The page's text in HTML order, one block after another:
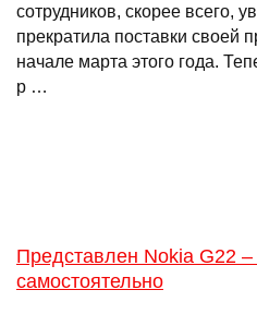
сотрудников, скорее всего,
прекратила поставки своей
начале марта этого года.
р …
Представлен Nokia G22
самостоятельно